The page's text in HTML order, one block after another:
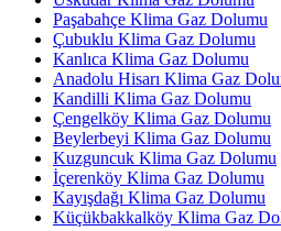
Paşabahçe Klima Gaz Dolumu
Çubuklu Klima Gaz Dolumu
Kanlıca Klima Gaz Dolumu
Anadolu Hisarı Klima Gaz
Kandilli Klima Gaz Dolumu
Çengelköy Klima Gaz Dolumu
Beylerbeyi Klima Gaz Dolumu
Kuzguncuk Klima Gaz Dolumu
İçerenköy Klima Gaz Dolumu
Kayışdağı Klima Gaz Dolumu
Küçükbakkalköy Klima Gaz